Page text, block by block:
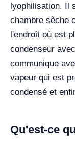
lyophilisation. Il
chambre sèche
l'endroit où est
condenseur
communique
vapeur qui est
condensé et
Qu'est-ce